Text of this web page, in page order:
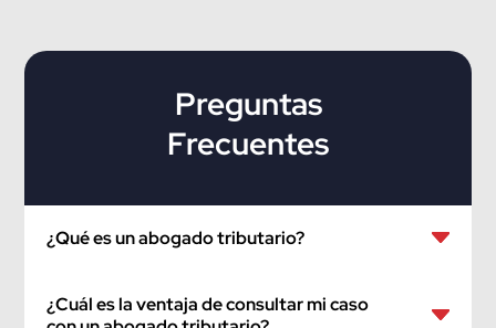
Preguntas
Frecuentes
¿Qué es un abogado tributario?
¿Cuál es la ventaja de consultar mi caso